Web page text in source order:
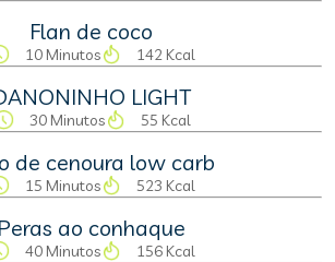
Flan de coco
10 Minutos 142 Kcal
LIGHT
30 Minutos 55 Kcal
de cenoura low carb
15 Minutos 523 Kcal
Peras ao conhaque
40 Minutos 156 Kcal